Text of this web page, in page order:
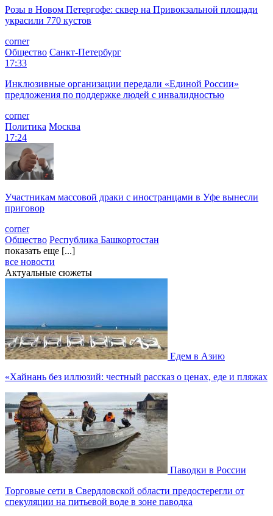
Розы в Новом Петергофе: сквер на Привокзальной площади
украсили 770 кустов
corner
Общество Санкт-Петербург
17:33
Инклюзивные организации передали «Единой России»
предложения по поддержке людей с инвалидностью
corner
Политика Москва
17:24
Участникам массовой драки с иностранцами в Уфе вынесли
приговор
corner
Общество Республика Башкортостан
показать еще [...]
все новости
Актуальные сюжеты
Едем в Азию
«Хайнань без иллюзий: честный рассказ о ценах, еде и пляжах
Паводки в России
Торговые сети в Свердловской области предостерегли от
спекуляции на питьевой воде в зоне паводка